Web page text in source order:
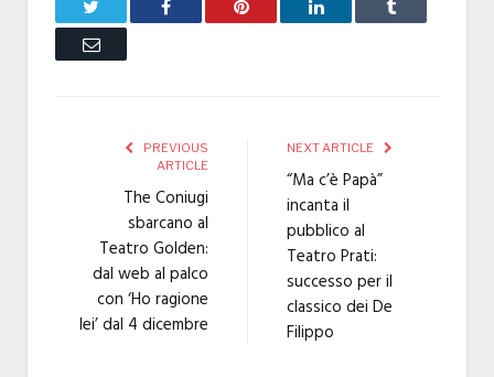
Facebook Pinterest LinkedIn Tumblr
Email
PREVIOUS
ARTICLE
The Coniugi
sbarcano al
Teatro Golden:
dal web al palco
con ‘Ho ragione
lei’ dal 4 dicembre
NEXT ARTICLE
“Ma c’è Papà”
incanta il
pubblico al
Teatro Prati:
successo per il
classico dei De
Filippo